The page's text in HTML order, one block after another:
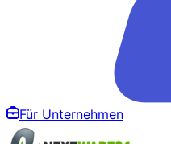
Für Unternehmen